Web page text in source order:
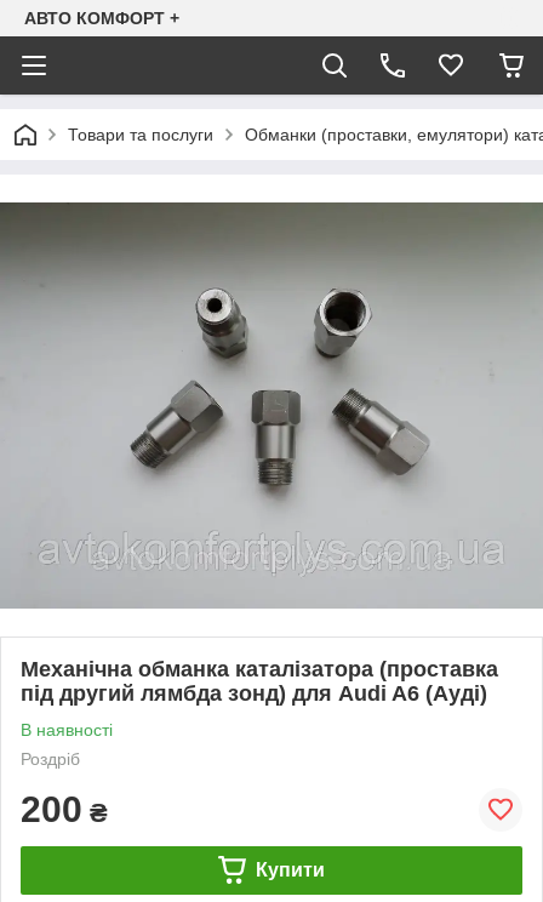
АВТО КОМФОРТ +
Товари та послуги Обманки (проставки, емулятори)
Механічна обманка каталізатора (проставка
під другий лямбда зонд) для Audi A6 (Ауді)
В наявності
Роздріб
200 ₴
Купити